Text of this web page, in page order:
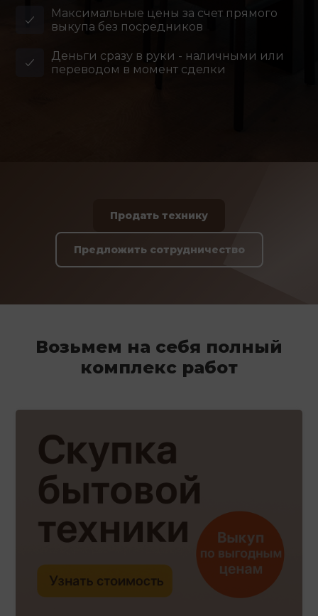
Максимальные цены за счет прямого
выкупа без посредников
Деньги сразу в руки - наличными или
переводом в момент сделки
Продать технику
Предложить сотрудничество
Возьмем на себя полный
комплекс работ